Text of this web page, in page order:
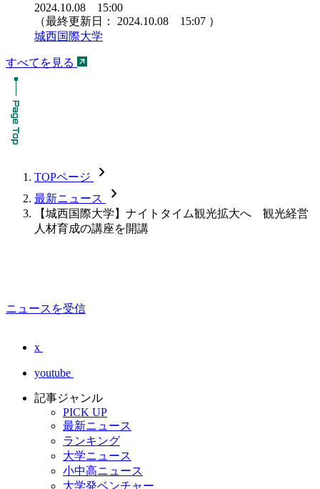
2024.10.08 15:00
（最終更新日： 2024.10.08 15:07 ）
城西国際大学
すべてを見る
TOPページ chevron_forward
最新ニュース chevron_forward
【城西国際大学】ナイトタイム観光拡大へ 観光経営
人材育成の講座を開講
ニュースを受信
x
youtube
記事ジャンル
PICK UP
最新ニュース
ランキング
大学ニュース
小中高ニュース
大学発ベンチャー